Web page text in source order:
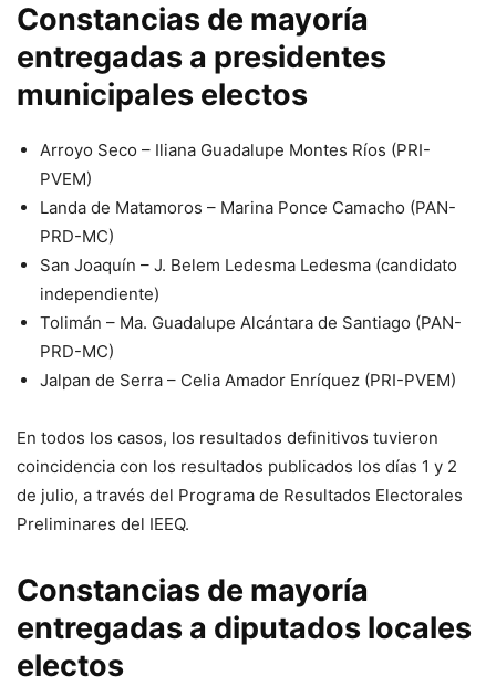
Constancias de mayoría
entregadas a presidentes
municipales electos
Arroyo Seco – Iliana Guadalupe Montes Ríos (PRI-
PVEM)
Landa de Matamoros – Marina Ponce Camacho (PAN-
PRD-MC)
San Joaquín – J. Belem Ledesma Ledesma (candidato
independiente)
Tolimán – Ma. Guadalupe Alcántara de Santiago (PAN-
PRD-MC)
Jalpan de Serra – Celia Amador Enríquez (PRI-PVEM)
En todos los casos, los resultados definitivos tuvieron
coincidencia con los resultados publicados los días 1 y 2
de julio, a través del Programa de Resultados Electorales
Preliminares del IEEQ.
Constancias de mayoría
entregadas a diputados locales
electos